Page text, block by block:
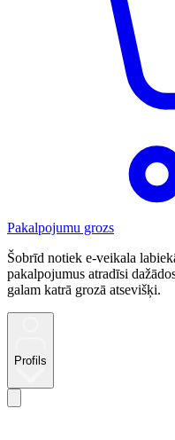
Pakalpojumu grozs
Šobrīd notiek e-veikala
pakalpojumus atradīsi
galam katrā grozā atsevišķi.
Profils